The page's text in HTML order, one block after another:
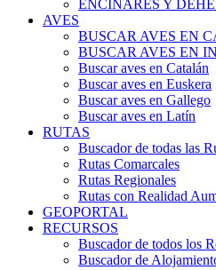
ENCINARES Y
AVES
BUSCAR AVES EN
BUSCAR AVES EN
Buscar aves en Catalán
Buscar aves en Euskera
Buscar aves en Gallego
Buscar aves en Latín
RUTAS
Buscador de todas las
Rutas Comarcales
Rutas Regionales
Rutas con Realidad
GEOPORTAL
RECURSOS
Buscador de todos los
Buscador de